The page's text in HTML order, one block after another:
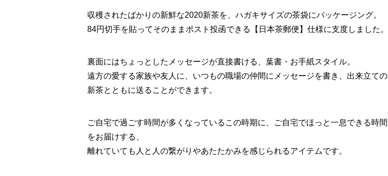
収穫されたばかりの新鮮な2020新茶を、ハガキサイズの茶袋にパッケージング。
84円切手を貼ってそのままポスト投函できる【日本茶郵便】仕様に支度しました。
裏面にはちょっとしたメッセージが直接書ける、葉書・お手紙スタイル。
遠方の愛する家族や友人に、いつもの職場の仲間にメッセージを書き、出来立ての
新茶とともに送ることができます。
ご自宅で過ごす時間が多くなっているこの時期に、ご自宅でほっと一息できる時間
をお届けする、
離れていても人と人の繋がりやあたたかみを感じられるアイテムです。